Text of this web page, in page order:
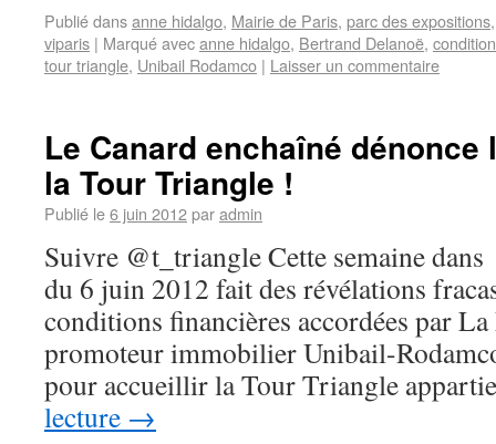
Publié dansanne hidalgo, Mairie de Paris, parc des expositions
viparis | Marqué avecanne hidalgo, Bertrand Delanoë,
tour triangle, Unibail Rodamco | Laisser un commentaire
Le Canard enchaîné
la Tour Triangle !
Publié le6 juin 2012paradmin
Suivre @t_triangle Cette semaine
du 6 juin 2012 fait des révélations
conditions financières accordées par
promoteur immobilier Unibail-
pour accueillir la Tour Triangle
lecture →